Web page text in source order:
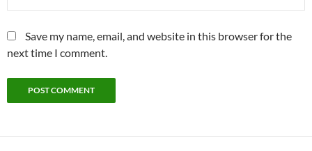
Save my name, email, and website in this browser for the
next time I comment.